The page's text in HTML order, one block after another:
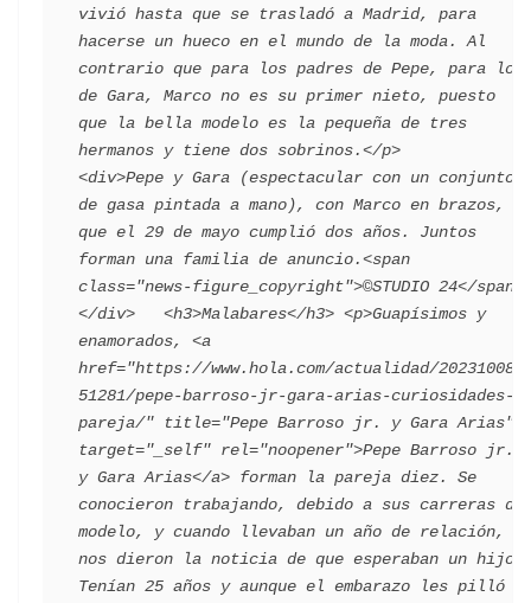
vivió hasta que se trasladó a Madrid, para
hacerse un hueco en el mundo de la moda. Al
contrario que para los padres de Pepe, para los
de Gara, Marco no es su primer nieto, puesto
que la bella modelo es la pequeña de tres
hermanos y tiene dos sobrinos.</p>
<div>Pepe y Gara (espectacular con un conjunto
de gasa pintada a mano), con Marco en brazos,
que el 29 de mayo cumplió dos años. Juntos
forman una familia de anuncio.<span
class="news-figure_copyright">©STUDIO 24</span>
</div>   <h3>Malabares</h3> <p>Guapísimos y
enamorados, <a
href="https://www.hola.com/actualidad/202310083
51281/pepe-barroso-jr-gara-arias-curiosidades-
pareja/" title="Pepe Barroso jr. y Gara Arias"
target="_self" rel="noopener">Pepe Barroso jr.
y Gara Arias</a> forman la pareja diez. Se
conocieron trabajando, debido a sus carreras de
modelo, y cuando llevaban un año de relación,
nos dieron la noticia de que esperaban un hijo.
Tenían 25 años y aunque el embarazo les pilló